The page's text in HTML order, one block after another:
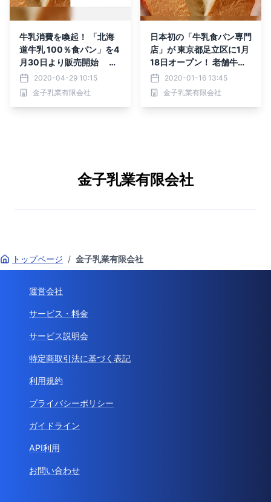
牛乳消費を喚起！ 「北海
道牛乳 100％食パン」を4
月30日より販売開始 売
上の一部は酪農協会や医療
団体に寄付
2020-04-29 10:15
金子乳業有限会社
日本初の「牛乳食パン専門
店」が 東京都足立区に1月
18日オープン！ 老舗牛乳
屋さんが手掛けるミルク感
がモォウたまらない 「牛
乳食パン専門店 みるく」
2020-01-16 13:45
金子乳業有限会社
金子乳業有限会社
トップページ / 金子乳業有限会社
運営会社
サービス・料金
サービス説明会
特定商取引法に基づく表記
利用規約
プライバシーポリシー
ガイドライン
API利用
お問い合わせ